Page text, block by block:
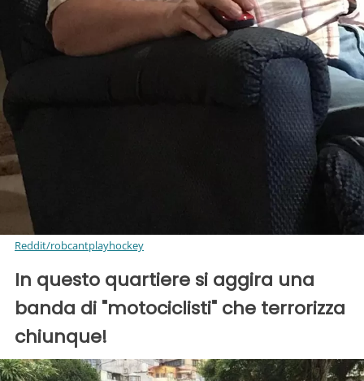
Reddit/robcantplayhockey
In questo quartiere si aggira una
banda di "motociclisti" che terrorizza
chiunque!